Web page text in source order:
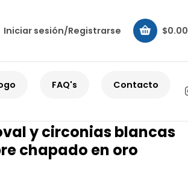
Iniciar sesión/Registrarse $0.00
FAQ's Contacto
y circonias blancas
chapado en oro